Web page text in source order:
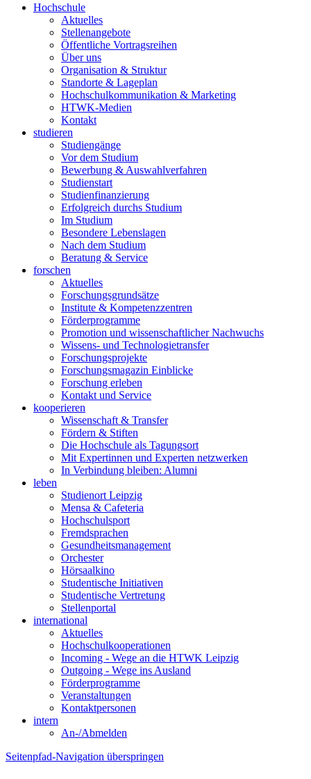
Hochschule
Aktuelles
Stellenangebote
Öffentliche Vortragsreihen
Über uns
Organisation & Struktur
Standorte & Lageplan
Hochschulkommunikation & Marketing
HTWK-Medien
Kontakt
studieren
Studiengänge
Vor dem Studium
Bewerbung & Auswahlverfahren
Studienstart
Studienfinanzierung
Erfolgreich durchs Studium
Im Studium
Besondere Lebenslagen
Nach dem Studium
Beratung & Service
forschen
Aktuelles
Forschungsgrundsätze
Institute & Kompetenzzentren
Förderprogramme
Promotion und wissenschaftlicher Nachwuchs
Wissens- und Technologietransfer
Forschungsprojekte
Forschungsmagazin Einblicke
Forschung erleben
Kontakt und Service
kooperieren
Wissenschaft & Transfer
Fördern & Stiften
Die Hochschule als Tagungsort
Mit Expertinnen und Experten netzwerken
In Verbindung bleiben: Alumni
leben
Studienort Leipzig
Mensa & Cafeteria
Hochschulsport
Fremdsprachen
Gesundheitsmanagement
Orchester
Hörsaalkino
Studentische Initiativen
Studentische Vertretung
Stellenportal
international
Aktuelles
Hochschulkooperationen
Incoming - Wege an die HTWK Leipzig
Outgoing - Wege ins Ausland
Förderprogramme
Veranstaltungen
Kontaktpersonen
intern
An-/Abmelden
Seitenpfad-Navigation überspringen